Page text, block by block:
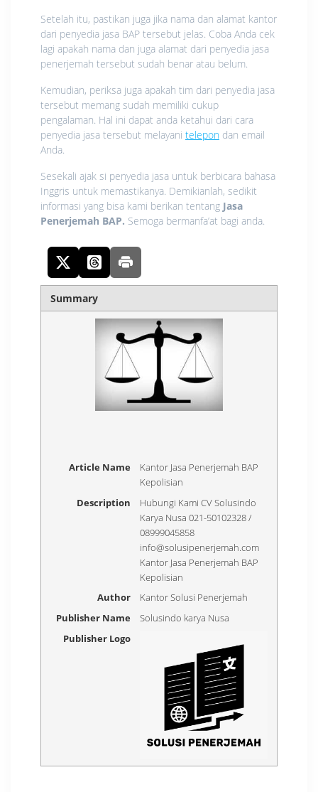
Setelah itu, pastikan juga jika nama dan alamat kantor
dari penyedia jasa BAP tersebut jelas. Coba Anda cek
lagi apakah nama dan juga alamat dari penyedia jasa
penerjemah tersebut sudah benar atau belum.
Kemudian, periksa juga apakah tim dari penyedia jasa
tersebut memang sudah memiliki cukup
pengalaman. Hal ini dapat anda ketahui dari cara
penyedia jasa tersebut melayani telepon dan email
Anda.
Sesekali ajak si penyedia jasa untuk berbicara bahasa
Inggris untuk memastikanya. Demikianlah, sedikit
informasi yang bisa kami berikan tentang Jasa
Penerjemah BAP. Semoga bermanfa’at bagi anda.
Summary
Article Name
Kantor Jasa Penerjemah BAP
Kepolisian
Description
Hubungi Kami CV Solusindo
Karya Nusa 021-50102328 /
08999045858
info@solusipenerjemah.com
Kantor Jasa Penerjemah BAP
Kepolisian
Author
Kantor Solusi Penerjemah
Publisher Name
Solusindo karya Nusa
Publisher Logo